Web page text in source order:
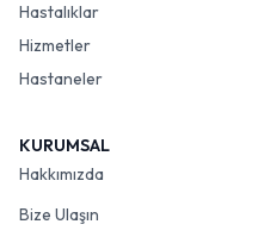
Hastalıklar
Hizmetler
Hastaneler
KURUMSAL
Hakkımızda
Bize Ulaşın